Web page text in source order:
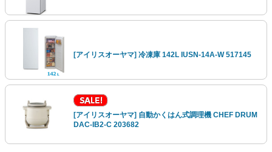
[アイリスオーヤマ] 冷凍庫 142L IUSN-14A-W 517145
[アイリスオーヤマ] 自動かくはん式調理機 CHEF DRUM
DAC-IB2-C 203682